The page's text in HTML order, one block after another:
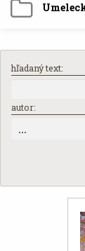
hľadaný text:
autor: